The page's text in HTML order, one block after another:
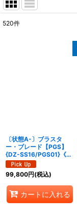
520件
〔状態A-〕ブラスタ
ー・ブレード【PGS】
{DZ-SS16/PGS01}《ロ
イヤルパラディン》
99,800円(税込)
カートに入れる